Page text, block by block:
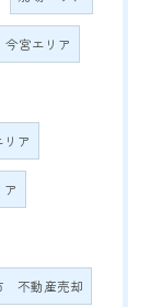
今宮エリア
リア
不動産売却